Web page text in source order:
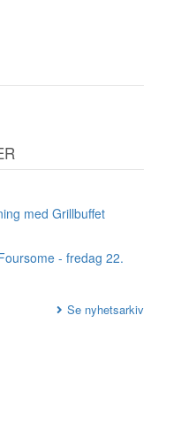
med Grillbuffet
- fredag 22.
Se nyhetsarkiv